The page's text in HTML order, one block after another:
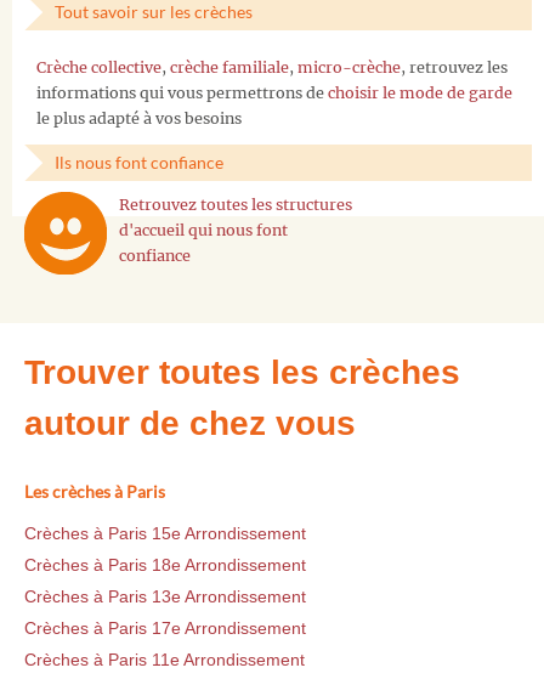
Tout savoir sur les crèches
Crèche collective, crèche familiale, micro-crèche, retrouvez les
informations qui vous permettrons de choisir le mode de garde
le plus adapté à vos besoins
Ils nous font confiance
Retrouvez toutes les structures
d'accueil qui nous font
confiance
Trouver toutes les crèches
autour de chez vous
Les crèches à Paris
Crèches à Paris 15e Arrondissement
Crèches à Paris 18e Arrondissement
Crèches à Paris 13e Arrondissement
Crèches à Paris 17e Arrondissement
Crèches à Paris 11e Arrondissement